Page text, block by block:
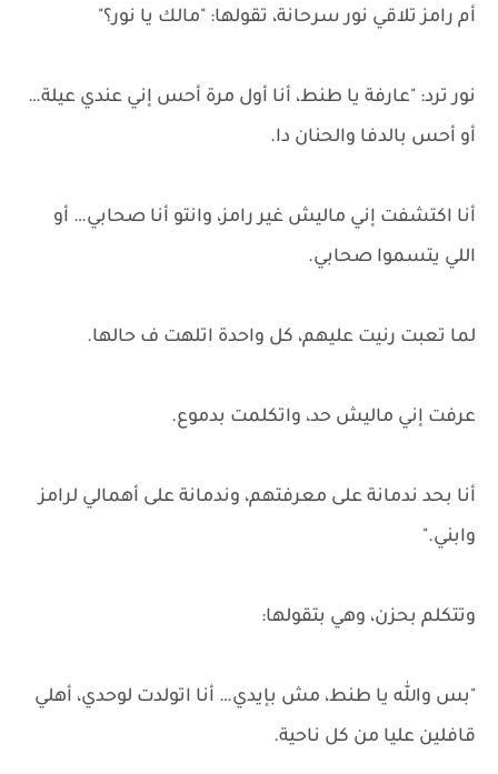
أم رامز تلاقي نور سرحانة، تقولها: "مالك يا نور؟"
نور ترد: "عارفة يا طنط، أنا أول مرة أحس إني عندي عيلة…
أو أحس بالدفا والحنان دا.
أنا اكتشفت إني ماليش غير رامز، وانتو أنا صحابي… أو
اللي يتسموا صحابي.
لما تعبت رنيت عليهم، كل واحدة اتلهت ف حالها.
عرفت إني ماليش حد، واتكلمت بدموع.
أنا بحد ندمانة على معرفتهم، وندمانة على أهمالي لرامز
وابني."
وتتكلم بحزن، وهي بتقولها:
"بس والله يا طنط، مش بإيدي… أنا اتولدت لوحدي، أهلي
قافلين عليا من كل ناحية.